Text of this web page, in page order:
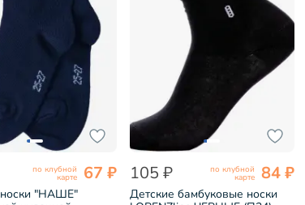
по клубной
карте 67 ₽
носки "НАШЕ"
105 ₽ по клубной
карте 84 ₽
Детские бамбуковые носки